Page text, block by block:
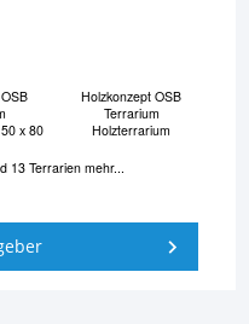
x 80
Holzkonzept OSB
Terrarium
Holzterrarium
13 Terrarien mehr...